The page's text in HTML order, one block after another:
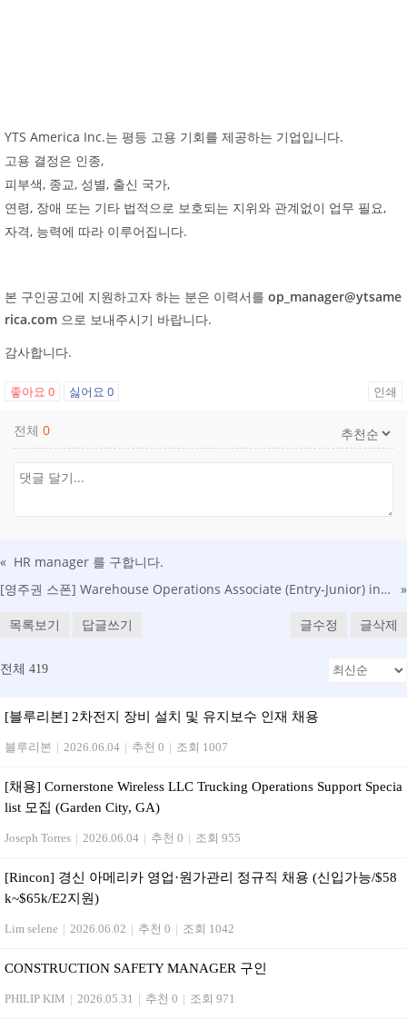
YTS America Inc.는 평등 고용 기회를 제공하는 기업입니다.
고용 결정은 인종,
피부색, 종교, 성별, 출신 국가,
연령, 장애 또는 기타 법적으로 보호되는 지위와 관계없이 업무 필요,
자격, 능력에 따라 이루어집니다.
본 구인공고에 지원하고자 하는 분은 이력서를 op_manager@ytsame
rica.com 으로 보내주시기 바랍니다.
감사합니다.
좋아요 0 싫어요 0 인쇄
전체 0
« HR manager 를 구합니다.
[영주권 스폰] Warehouse Operations Associate (Entry-Junior) in Dalton, GA
»
목록보기 답글쓰기 글수정 글삭제
전체 419
[블루리본] 2차전지 장비 설치 및 유지보수 인재 채용
블루리본 | 2026.06.04 | 추천 0 | 조회 1007
[채용] Cornerstone Wireless LLC Trucking Operations Support Specia
list 모집 (Garden City, GA)
Joseph Torres | 2026.06.04 | 추천 0 | 조회 955
[Rincon] 경신 아메리카 영업·원가관리 정규직 채용 (신입가능/$58
k~$65k/E2지원)
Lim selene | 2026.06.02 | 추천 0 | 조회 1042
CONSTRUCTION SAFETY MANAGER 구인
PHILIP KIM | 2026.05.31 | 추천 0 | 조회 971